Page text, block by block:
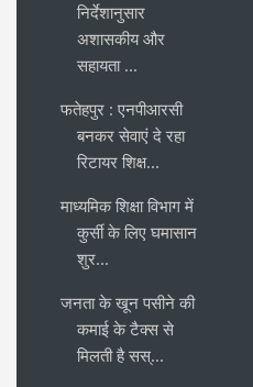
निर्देशानुसार
अशासकीय और
सहायता ...
फतेहपुर : एनपीआरसी
बनकर सेवाएं दे रहा
रिटायर शिक्ष...
माध्यमिक शिक्षा विभाग में
कुर्सी के लिए घमासान
शुर...
जनता के खून पसीने की
कमाई के टैक्स से
मिलती है सस्...